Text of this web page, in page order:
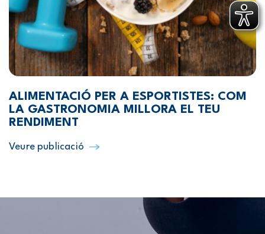
ALIMENTACIÓ PER A ESPORTISTES: COM
LA GASTRONOMIA MILLORA EL TEU
RENDIMENT
Veure publicació